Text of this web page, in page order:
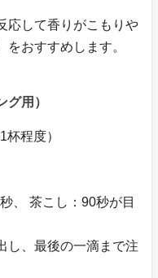
応して香りがこもりや
おすすめします。
用）
程度）
、 茶こし：90秒が目
し、最後の一滴まで注